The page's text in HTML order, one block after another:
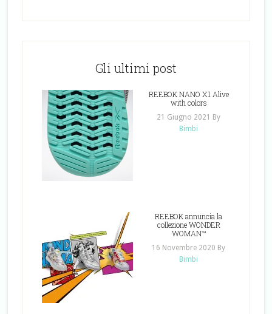
Gli ultimi post
REEBOK NANO X1 Alive
with colors
21 Giugno 2021
By
Bimbi
REEBOK annuncia la
collezione WONDER
WOMAN™
16 Novembre 2020 By
Bimbi